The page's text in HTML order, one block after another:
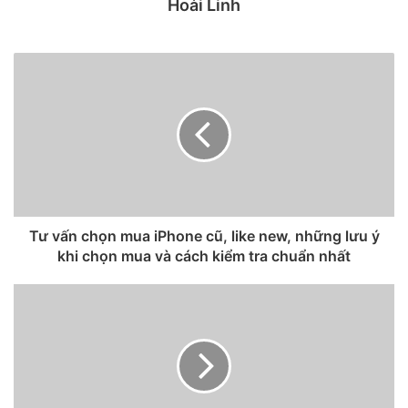
Cambridge Analytica vì để thông tin của hơn 50 triệu người
dùng bị một công ty thu thập mà không có sự đồng ý của
Hoài Linh
Tư vấn chọn mua iPhone cũ, like new, những lưu ý
khi chọn mua và cách kiểm tra chuẩn nhất